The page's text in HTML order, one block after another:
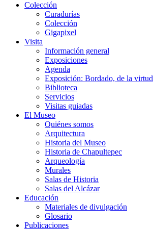
Colección
Curadurías
Colección
Gigapixel
Visita
Información general
Exposiciones
Agenda
Exposición: Bordado, de la virtud
Biblioteca
Servicios
Visitas guiadas
El Museo
Quiénes somos
Arquitectura
Historia del Museo
Historia de Chapultepec
Arqueología
Murales
Salas de Historia
Salas del Alcázar
Educación
Materiales de divulgación
Glosario
Publicaciones